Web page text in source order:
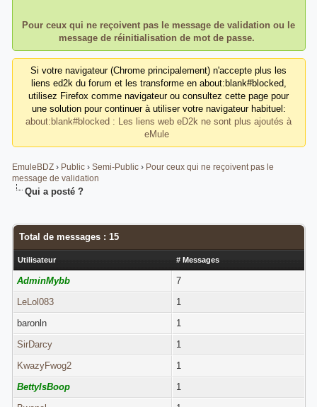
Pour ceux qui ne reçoivent pas le message de validation ou le
message de réinitialisation de mot de passe.
Si votre navigateur (Chrome principalement) n'accepte plus les
liens ed2k du forum et les transforme en about:blank#blocked,
utilisez Firefox comme navigateur ou consultez cette page pour
une solution pour continuer à utiliser votre navigateur habituel:
about:blank#blocked : Les liens web eD2k ne sont plus ajoutés à
eMule
EmuleBDZ› Public› Semi-Public› Pour ceux qui ne reçoivent pas le
message de validation
Qui a posté ?
Total de messages : 15
Utilisateur # Messages
AdminMybb
7
LeLol083
1
baronln
1
SirDarcy
1
KwazyFwog2
1
BettyIsBoop
1